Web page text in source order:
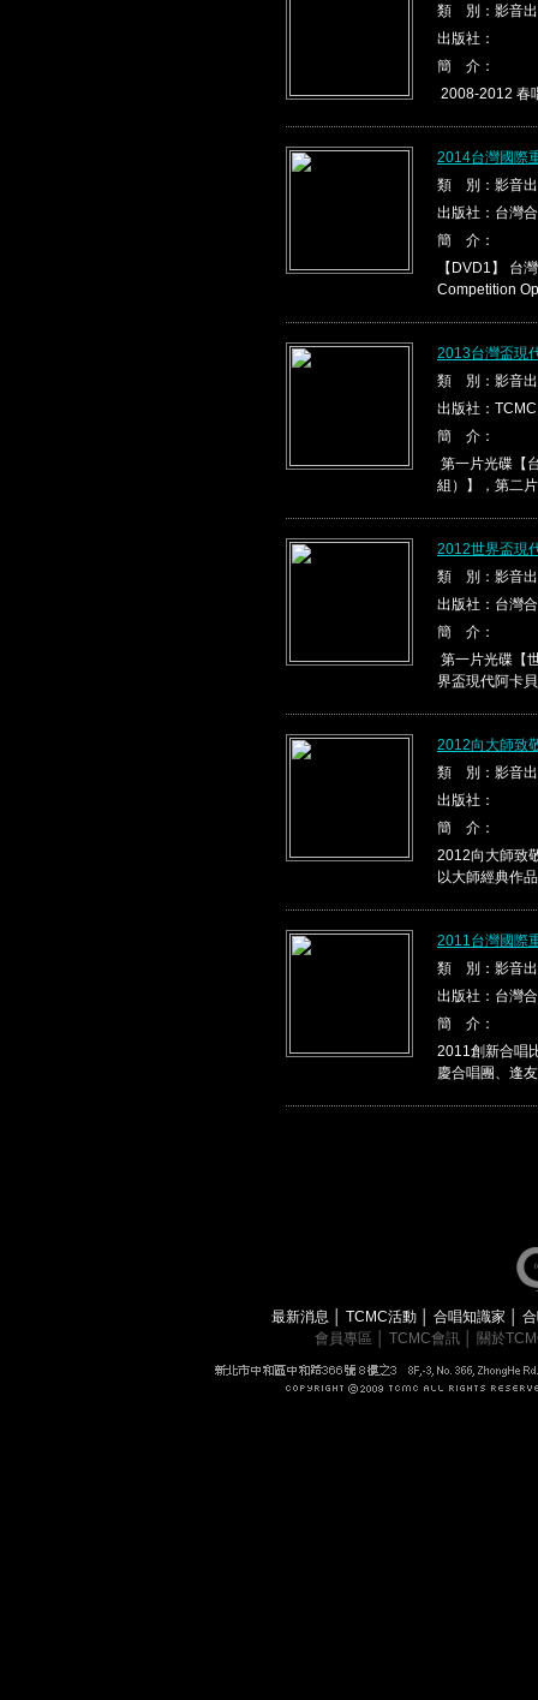
類 別：影音
出版社：
簡 介：
2008-2012 春
2014台灣國際
類 別：影音
出版社：台灣
簡 介：
【DVD1】 台
Competition
2013台灣盃現
類 別：影音
出版社：TCMC
簡 介：
第一片光碟【
組）】，第二
2012世界盃現
類 別：影音
出版社：台灣
簡 介：
第一片光碟【
界盃現代阿卡
2012向大師致
類 別：影音
出版社：
簡 介：
2012向大師致
以大師經典作
2011台灣國際
類 別：影音
出版社：台灣
簡 介：
2011創新合唱
慶合唱團、逢
最新消息 TCMC活動 合唱知識家
會員專區
TCMC會訊 關於